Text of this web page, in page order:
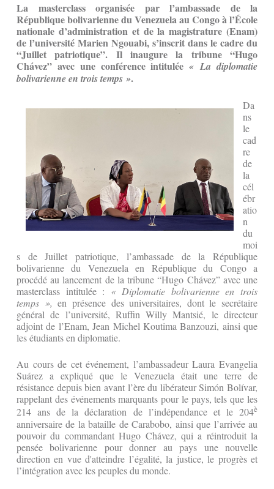
La masterclass organisée par l’ambassade de la
République bolivarienne du Venezuela au Congo à l’École
nationale d’administration et de la magistrature (Enam)
de l’université Marien Ngouabi, s’inscrit dans le cadre du
“Juillet patriotique”. Il inaugure la tribune “Hugo
Chávez” avec une conférence intitulée« La diplomatie
bolivarienne en trois temps ».
Da
ns
le
cad
re
de
la
cél
ébr
atio
n
du
moi
s de Juillet patriotique, l’ambassade de la République
bolivarienne du Venezuela en République du Congo a
procédé au lancement de la tribune “Hugo Chávez” avec une
masterclass intitulée : « Diplomatie bolivarienne en trois
temps », en présence des universitaires, dont le secrétaire
général de l’université, Ruffin Willy Mantsié, le directeur
adjoint de l’Enam, Jean Michel Koutima Banzouzi, ainsi que
les étudiants en diplomatie.
Au cours de cet événement, l’ambassadeur Laura Evangelia
Suárez a expliqué que le Venezuela était une terre de
résistance depuis bien avant l’ère du libérateur Simón Bolívar,
rappelant des événements marquants pour le pays, tels que les
214 ans de la déclaration de l’indépendance et le 204è
anniversaire de la bataille de Carabobo, ainsi que l’arrivée au
pouvoir du commandant Hugo Chávez, qui a réintroduit la
pensée bolivarienne pour donner au pays une nouvelle
direction en vue d'atteindre l’égalité, la justice, le progrès et
l’intégration avec les peuples du monde.